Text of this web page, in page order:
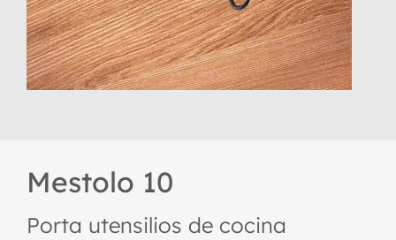
Mestolo 10
Porta utensilios de cocina